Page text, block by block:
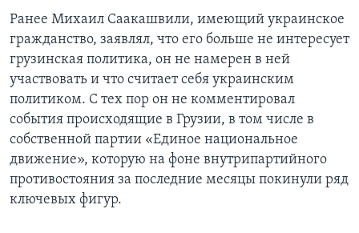
Ранее Михаил Саакашвили, имеющий украинское
гражданство, заявлял, что его больше не интересует
грузинская политика, он не намерен в ней
участвовать и что считает себя украинским
политиком. С тех пор он не комментировал
события происходящие в Грузии, в том числе в
собственной партии «Единое национальное
движение», которую на фоне внутрипартийного
противостояния за последние месяцы покинули ряд
ключевых фигур.